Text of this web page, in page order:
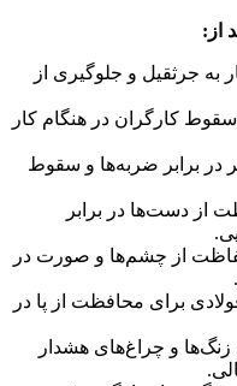
از:
به جرثقیل و جلوگیری از
کارگران در هنگام کار
در برابر ضربه‌ها و سقوط
از دست‌ها در برابر
از چشم‌ها و صورت در
برای محافظت از پا در
و چراغ‌های هشدار